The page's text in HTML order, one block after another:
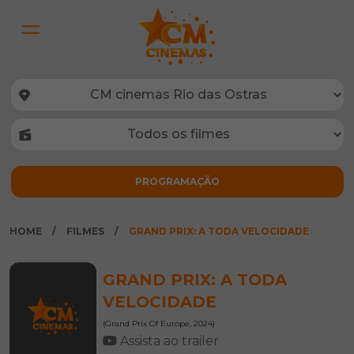
HOME FILMES GRAND PRIX: A TODA VELOCIDADE
GRAND PRIX: A TODA
VELOCIDADE
(Grand Prix Of Europe, 2024)
Assista ao trailer